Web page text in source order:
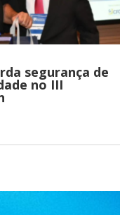
segurança de
no III